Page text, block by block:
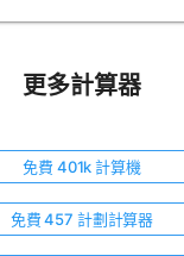
更多計算器
免費 401k 計算機
免費 457 計劃計算器